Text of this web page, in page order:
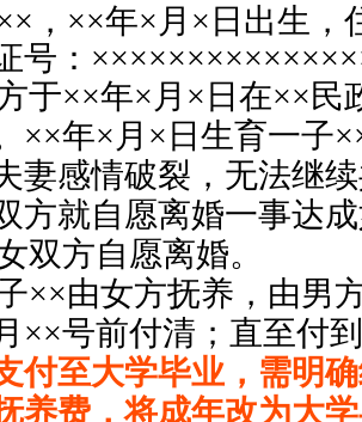
， ××年× 月 × 日出生，
号： ××××××××××××
于××年× 月 × 日在××民
××年× 月 × 日生育一子
妻感情破裂， 无法继
方就自愿离婚一事达
双方自愿离婚。
××由女方抚养，由男
××号前付清；直至付
付至大学毕业，需明
养费，将成年改为大